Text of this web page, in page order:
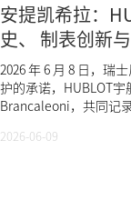
安提凯希拉：
史、 制表创新
2026 年 6 月 8 日，瑞
护的承诺，HUBLOT
Brancaleoni，共同记
2026-06-09